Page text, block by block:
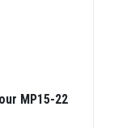
MP15-22